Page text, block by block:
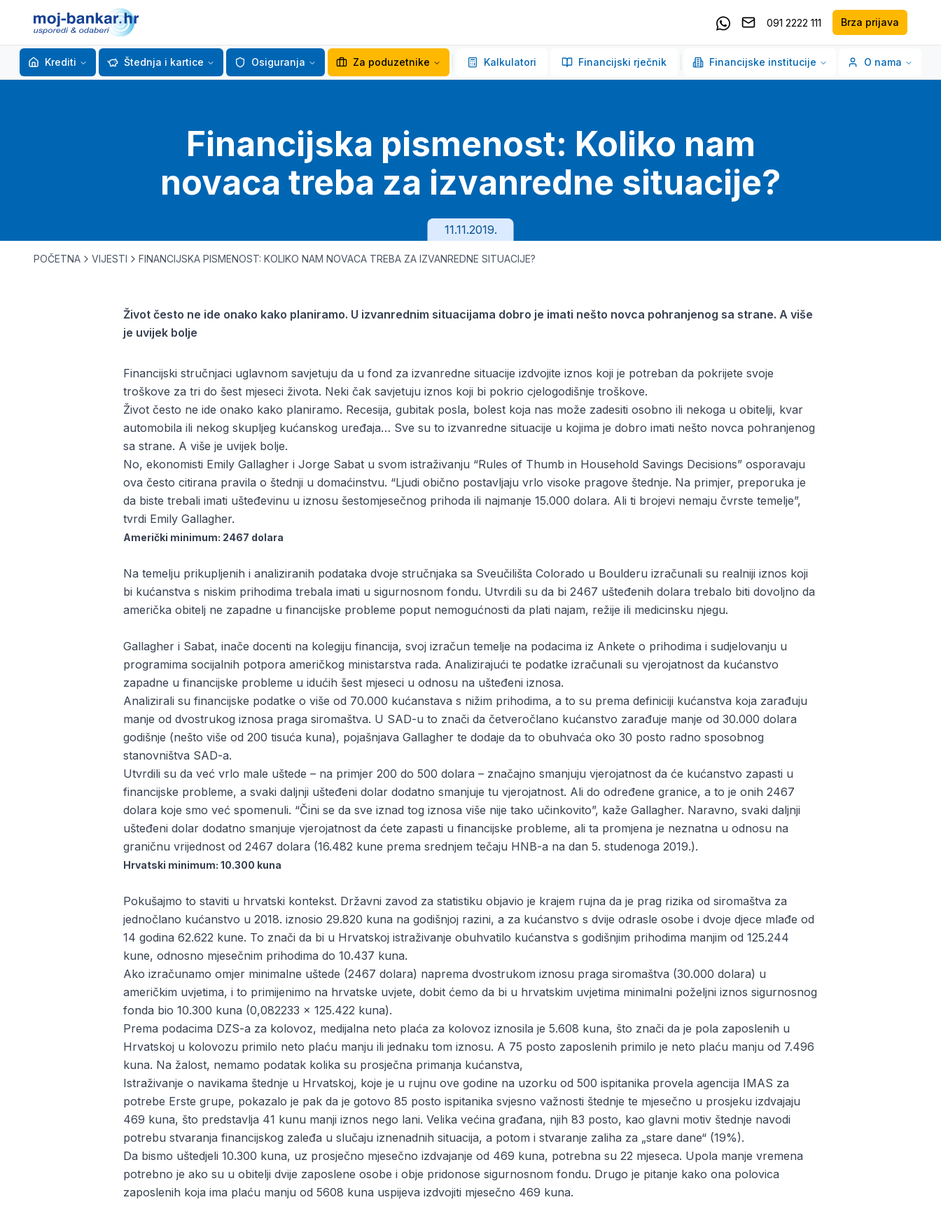
Kontaktirajte nas putem Whatsappa
091 2222 111 Brza prijava
Krediti Štednja i kartice Osiguranja Za poduzetnike Kalkulatori Financijski rječnik Financijske institucije O nama
Financijska pismenost: Koliko nam
novaca treba za izvanredne situacije?
11.11.2019.
POČETNA VIJESTI FINANCIJSKA PISMENOST: KOLIKO NAM NOVACA TREBA ZA IZVANREDNE SITUACIJE?
Život često ne ide onako kako planiramo. U izvanrednim situacijama dobro je imati nešto novca pohranjenog sa strane. A više
je uvijek bolje
Financijski stručnjaci uglavnom savjetuju da u fond za izvanredne situacije izdvojite iznos koji je potreban da pokrijete svoje
troškove za tri do šest mjeseci života. Neki čak savjetuju iznos koji bi pokrio cjelogodišnje troškove.
Život često ne ide onako kako planiramo. Recesija, gubitak posla, bolest koja nas može zadesiti osobno ili nekoga u obitelji, kvar
automobila ili nekog skupljeg kućanskog uređaja… Sve su to izvanredne situacije u kojima je dobro imati nešto novca pohranjenog
sa strane. A više je uvijek bolje.
No, ekonomisti Emily Gallagher i Jorge Sabat u svom istraživanju “Rules of Thumb in Household Savings Decisions” osporavaju
ova često citirana pravila o štednji u domaćinstvu. “Ljudi obično postavljaju vrlo visoke pragove štednje. Na primjer, preporuka je
da biste trebali imati ušteđevinu u iznosu šestomjesečnog prihoda ili najmanje 15.000 dolara. Ali ti brojevi nemaju čvrste temelje”,
tvrdi Emily Gallagher.
Američki minimum: 2467 dolara
Na temelju prikupljenih i analiziranih podataka dvoje stručnjaka sa Sveučilišta Colorado u Boulderu izračunali su realniji iznos koji
bi kućanstva s niskim prihodima trebala imati u sigurnosnom fondu. Utvrdili su da bi 2467 ušteđenih dolara trebalo biti dovoljno da
američka obitelj ne zapadne u financijske probleme poput nemogućnosti da plati najam, režije ili medicinsku njegu.
Gallagher i Sabat, inače docenti na kolegiju financija, svoj izračun temelje na podacima iz Ankete o prihodima i sudjelovanju u
programima socijalnih potpora američkog ministarstva rada. Analizirajući te podatke izračunali su vjerojatnost da kućanstvo
zapadne u financijske probleme u idućih šest mjeseci u odnosu na ušteđeni iznosa.
Analizirali su financijske podatke o više od 70.000 kućanstava s nižim prihodima, a to su prema definiciji kućanstva koja zarađuju
manje od dvostrukog iznosa praga siromaštva. U SAD-u to znači da četveročlano kućanstvo zarađuje manje od 30.000 dolara
godišnje (nešto više od 200 tisuća kuna), pojašnjava Gallagher te dodaje da to obuhvaća oko 30 posto radno sposobnog
stanovništva SAD-a.
Utvrdili su da već vrlo male uštede – na primjer 200 do 500 dolara – značajno smanjuju vjerojatnost da će kućanstvo zapasti u
financijske probleme, a svaki daljnji ušteđeni dolar dodatno smanjuje tu vjerojatnost. Ali do određene granice, a to je onih 2467
dolara koje smo već spomenuli. “Čini se da sve iznad tog iznosa više nije tako učinkovito”, kaže Gallagher. Naravno, svaki daljnji
ušteđeni dolar dodatno smanjuje vjerojatnost da ćete zapasti u financijske probleme, ali ta promjena je neznatna u odnosu na
graničnu vrijednost od 2467 dolara (16.482 kune prema srednjem tečaju HNB-a na dan 5. studenoga 2019.).
Hrvatski minimum: 10.300 kuna
Pokušajmo to staviti u hrvatski kontekst. Državni zavod za statistiku objavio je krajem rujna da je prag rizika od siromaštva za
jednočlano kućanstvo u 2018. iznosio 29.820 kuna na godišnjoj razini, a za kućanstvo s dvije odrasle osobe i dvoje djece mlađe od
14 godina 62.622 kune. To znači da bi u Hrvatskoj istraživanje obuhvatilo kućanstva s godišnjim prihodima manjim od 125.244
kune, odnosno mjesečnim prihodima do 10.437 kuna.
Ako izračunamo omjer minimalne uštede (2467 dolara) naprema dvostrukom iznosu praga siromaštva (30.000 dolara) u
američkim uvjetima, i to primijenimo na hrvatske uvjete, dobit ćemo da bi u hrvatskim uvjetima minimalni poželjni iznos sigurnosnog
fonda bio 10.300 kuna (0,082233 x 125.422 kuna).
Prema podacima DZS-a za kolovoz, medijalna neto plaća za kolovoz iznosila je 5.608 kuna, što znači da je pola zaposlenih u
Hrvatskoj u kolovozu primilo neto plaću manju ili jednaku tom iznosu. A 75 posto zaposlenih primilo je neto plaću manju od 7.496
kuna. Na žalost, nemamo podatak kolika su prosječna primanja kućanstva,
Istraživanje o navikama štednje u Hrvatskoj, koje je u rujnu ove godine na uzorku od 500 ispitanika provela agencija IMAS za
potrebe Erste grupe, pokazalo je pak da je gotovo 85 posto ispitanika svjesno važnosti štednje te mjesečno u prosjeku izdvajaju
469 kuna, što predstavlja 41 kunu manji iznos nego lani. Velika većina građana, njih 83 posto, kao glavni motiv štednje navodi
potrebu stvaranja financijskog zaleđa u slučaju iznenadnih situacija, a potom i stvaranje zaliha za „stare dane“ (19%).
Da bismo uštedjeli 10.300 kuna, uz prosječno mjesečno izdvajanje od 469 kuna, potrebna su 22 mjeseca. Upola manje vremena
potrebno je ako su u obitelji dvije zaposlene osobe i obje pridonose sigurnosnom fondu. Drugo je pitanje kako ona polovica
zaposlenih koja ima plaću manju od 5608 kuna uspijeva izdvojiti mjesečno 469 kuna.